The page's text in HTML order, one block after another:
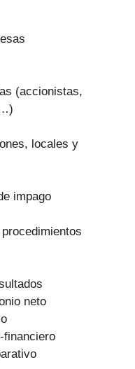
(accionistas,
locales y
impago
neto
financiero